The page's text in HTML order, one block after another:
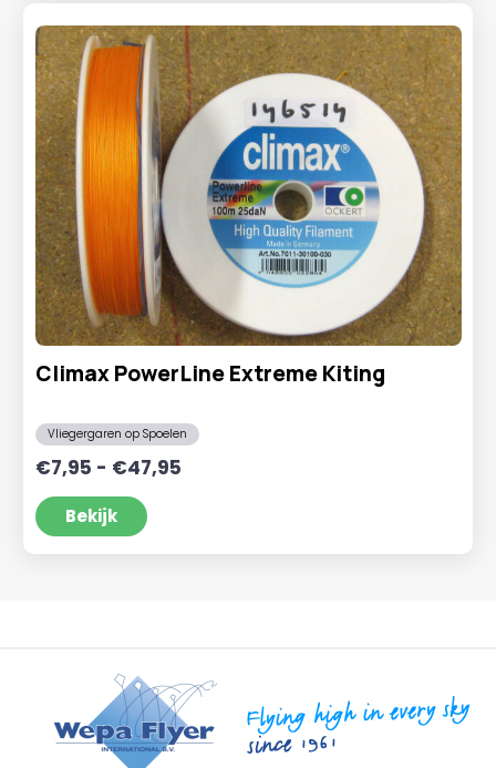
Climax PowerLine Extreme Kiting
Vliegergaren op Spoelen
€7,95 - €47,95Prijsklasse:
Bekijk